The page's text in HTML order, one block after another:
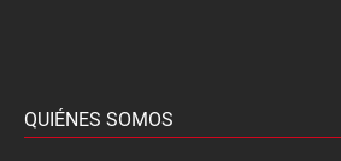
QUIÉNES SOMOS